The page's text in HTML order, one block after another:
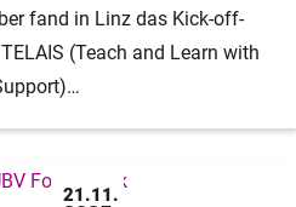
fand in Linz das Kick-off-
(Teach and Learn with
21.11.